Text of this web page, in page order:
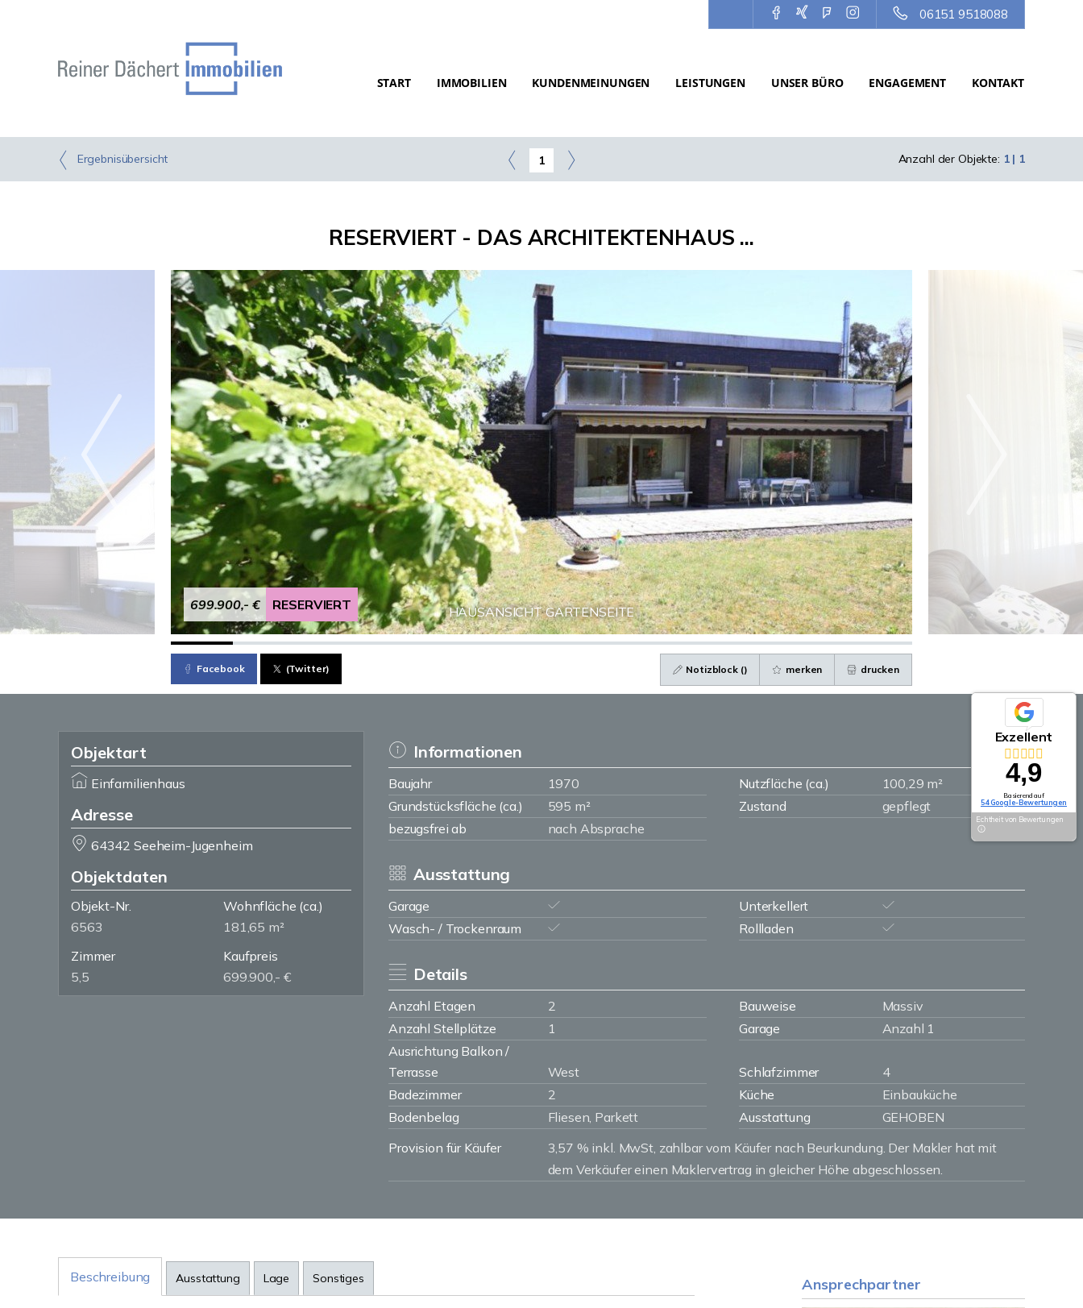
06151 9518088
START IMMOBILIEN KUNDENMEINUNGEN LEISTUNGEN UNSER BÜRO ENGAGEMENT KONTAKT
Ergebnisübersicht 1 Anzahl der Objekte: 1 | 1
RESERVIERT - DAS ARCHITEKTENHAUS ...
HAUSANSICHT GARTENSEITE
699.900,- € RESERVIERT
Facebook (Twitter) Notizblock () merken drucken
Objektart
Einfamilienhaus
Adresse
64342 Seeheim-Jugenheim
Objektdaten
Objekt-Nr.
6563
Wohnfläche (ca.)
181,65 m²
Zimmer
5,5
Kaufpreis
699.900,- €
Informationen
Baujahr 1970 Nutzfläche (ca.)
100,29 m²
Grundstücksfläche (ca.)
595 m² Zustand
gepflegt
bezugsfrei ab
nach Absprache
Ausstattung
Garage
Unterkellert
Wasch- / Trockenraum
Rollladen
Details
Anzahl Etagen 2 Bauweise
Massiv
Anzahl Stellplätze
1 Garage
Anzahl 1
Ausrichtung Balkon /
Terrasse
West Schlafzimmer
4
Badezimmer
2 Küche
Einbauküche
Bodenbelag
Fliesen, Parkett Ausstattung
GEHOBEN
Provision für Käufer
3,57 % inkl. MwSt, zahlbar vom Käufer nach Beurkundung. Der Makler hat mit
dem Verkäufer einen Maklervertrag in gleicher Höhe abgeschlossen.
Beschreibung Ausstattung Lage Sonstiges Ansprechpartner
Exzellent
4,9
Basierend auf
54 Google-Bewertungen
Echtheit von Bewertungen